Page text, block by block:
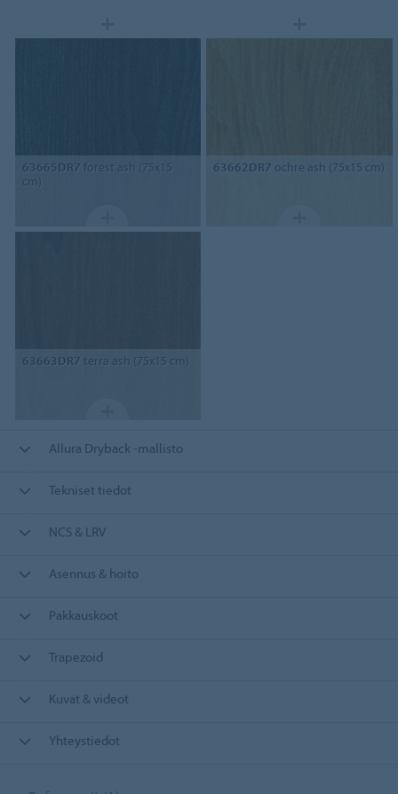
63665DR7 forest ash (75x15
cm)
63662DR7 ochre ash (75x15 cm)
63663DR7 terra ash (75x15 cm)
Allura Dryback -mallisto
Tekniset tiedot
NCS & LRV
Asennus & hoito
Pakkauskoot
Trapezoid
Kuvat & videot
Yhteystiedot